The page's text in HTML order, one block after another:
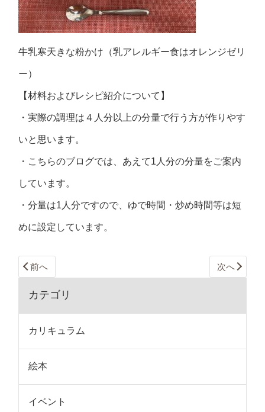
牛乳寒天きな粉かけ（乳アレルギー食はオレンジゼリ
ー）
【材料およびレシピ紹介について】
・実際の調理は４人分以上の分量で行う方が作りやす
いと思います。
・こちらのブログでは、あえて1人分の分量をご案内
しています。
・分量は1人分ですので、ゆで時間・炒め時間等は短
めに設定しています。
前へ 次へ
カテゴリ
カリキュラム
絵本
イベント